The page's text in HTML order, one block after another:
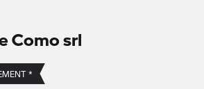
Como srl
*